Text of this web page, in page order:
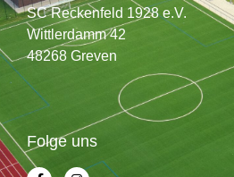
SC Reckenfeld 1928 e.V.
Wittlerdamm 42
48268 Greven
Folge uns